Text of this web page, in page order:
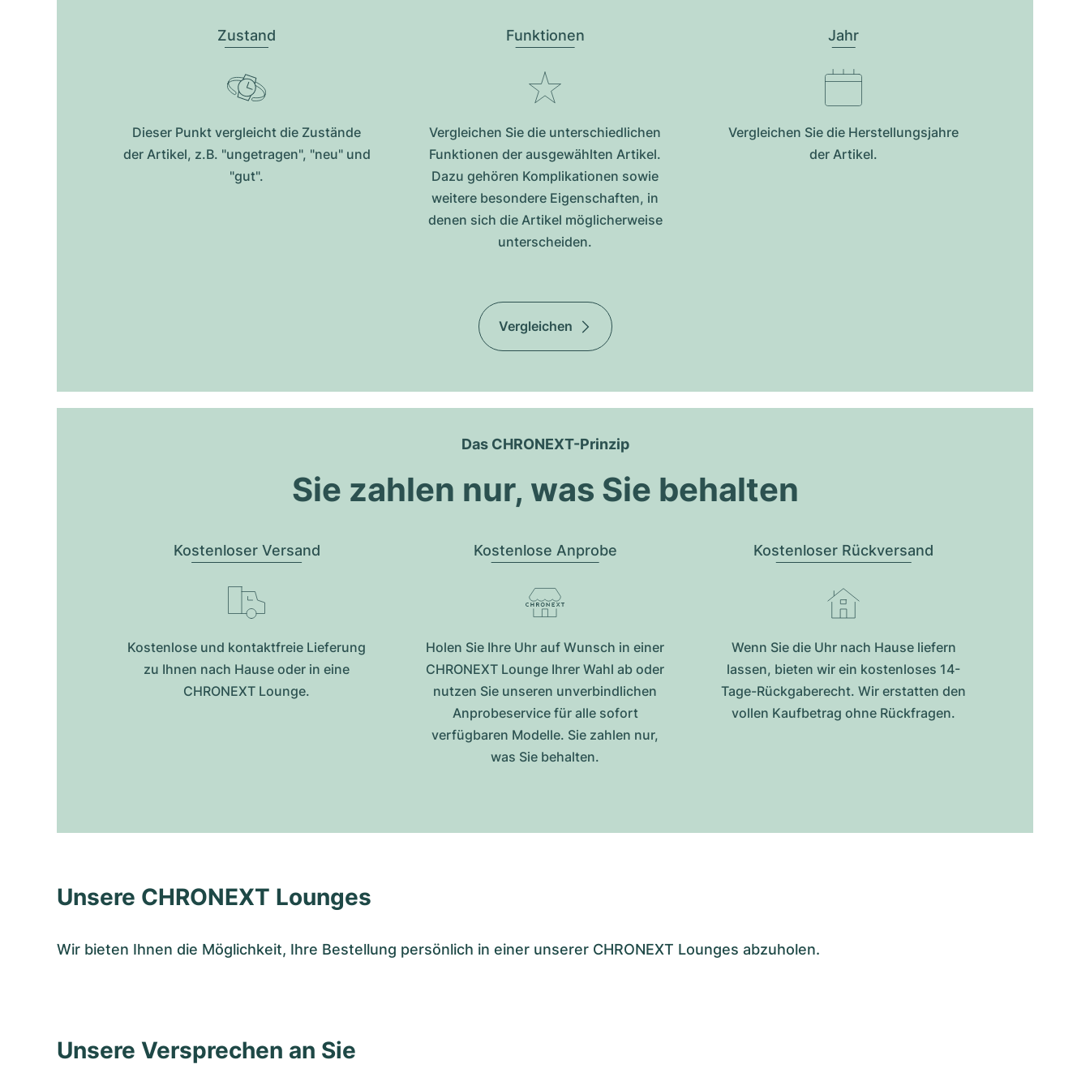
Zustand
Dieser Punkt vergleicht die Zustände
der Artikel, z.B. "ungetragen", "neu" und
"gut".
Funktionen
Vergleichen Sie die unterschiedlichen
Funktionen der ausgewählten Artikel.
Dazu gehören Komplikationen sowie
weitere besondere Eigenschaften, in
denen sich die Artikel möglicherweise
unterscheiden.
Jahr
Vergleichen Sie die Herstellungsjahre
der Artikel.
Vergleichen
Das CHRONEXT-Prinzip
Sie zahlen nur, was Sie behalten
Kostenloser Versand
Kostenlose und kontaktfreie Lieferung
zu Ihnen nach Hause oder in eine
CHRONEXT Lounge.
Kostenlose Anprobe
Holen Sie Ihre Uhr auf Wunsch in einer
CHRONEXT Lounge Ihrer Wahl ab oder
nutzen Sie unseren unverbindlichen
Anprobeservice für alle sofort
verfügbaren Modelle. Sie zahlen nur,
was Sie behalten.
Kostenloser Rückversand
Wenn Sie die Uhr nach Hause liefern
lassen, bieten wir ein kostenloses 14-
Tage-Rückgaberecht. Wir erstatten den
vollen Kaufbetrag ohne Rückfragen.
Unsere CHRONEXT Lounges
Wir bieten Ihnen die Möglichkeit, Ihre Bestellung persönlich in einer unserer CHRONEXT Lounges abzuholen.
Unsere Versprechen an Sie